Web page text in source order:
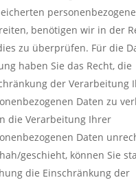
benötigen wir in der
zu überprüfen. Für die
haben Sie das Recht, die
der Verarbeitung
Daten zu
die Verarbeitung Ihrer
Daten
geschieht, können Sie
die Einschränkung der